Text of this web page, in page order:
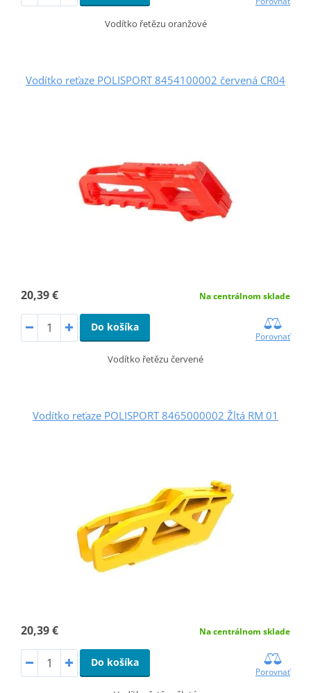
Vodítko řetězu oranžové
Vodítko reťaze POLISPORT 8454100002 červená CR04
20,39 € Na centrálnom sklade
Do košíka
Porovnať
Vodítko řetězu červené
Vodítko reťaze POLISPORT 8465000002 Žltá RM 01
20,39 € Na centrálnom sklade
Do košíka
Porovnať